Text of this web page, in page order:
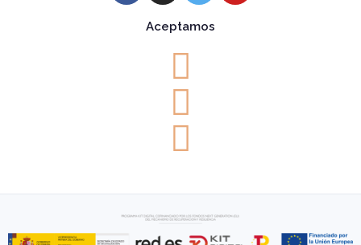
Aceptamos